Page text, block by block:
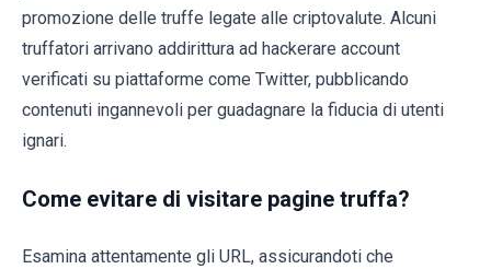
promozione delle truffe legate alle criptovalute. Alcuni
truffatori arrivano addirittura ad hackerare account
verificati su piattaforme come Twitter, pubblicando
contenuti ingannevoli per guadagnare la fiducia di utenti
ignari.
Come evitare di visitare pagine truffa?
Esamina attentamente gli URL, assicurandoti che